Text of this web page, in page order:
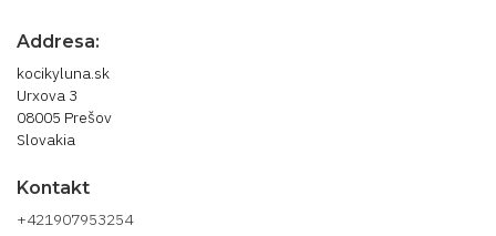
Addresa:
kocikyluna.sk
Urxova 3
08005 Prešov
Slovakia
Kontakt
+421907953254